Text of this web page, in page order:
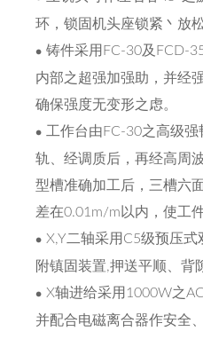
环，锁固机头座锁紧丶放
铸件采用FC-30及FCD-
内部之超强加强助，并经
确保强度无变形之虑。
工作台由FC-30之高级
轨、经调质后，再经高周
型槽准确加工后，三槽六
差在0.01m/m以内，使工
X,Y二轴采用C5级预压
附镇固装置,押送平顺、背
X轴进给采用1000W之
并配合电磁离合器作安全